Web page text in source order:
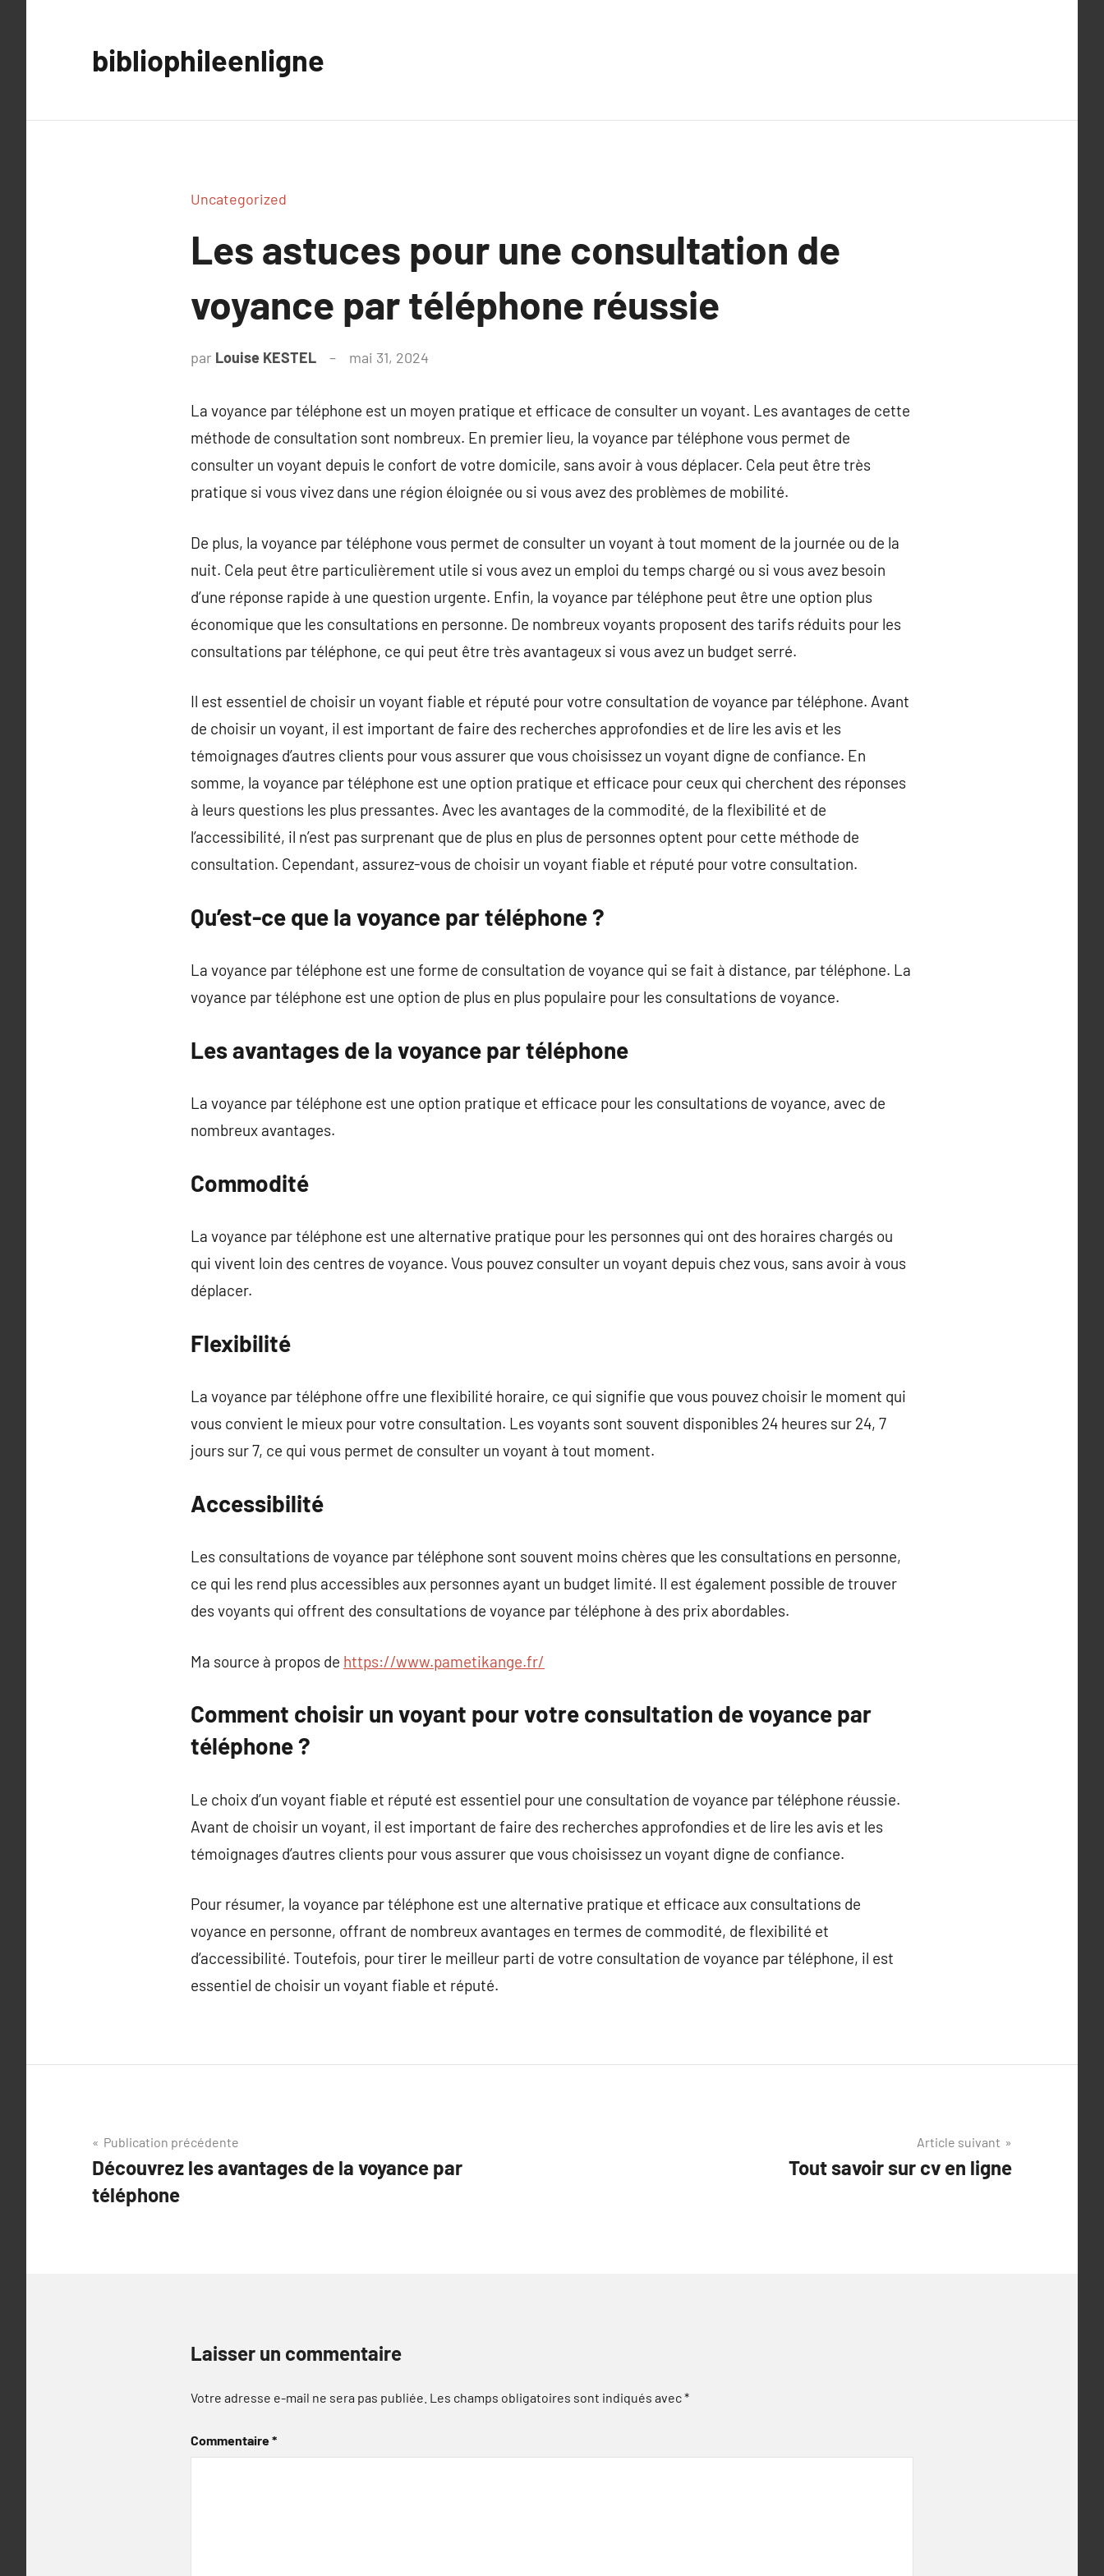
bibliophileenligne
Uncategorized
Les astuces pour une consultation de
voyance par téléphone réussie
par Louise KESTEL mai 31, 2024
La voyance par téléphone est un moyen pratique et efficace de consulter un voyant. Les avantages de cette
méthode de consultation sont nombreux. En premier lieu, la voyance par téléphone vous permet de
consulter un voyant depuis le confort de votre domicile, sans avoir à vous déplacer. Cela peut être très
pratique si vous vivez dans une région éloignée ou si vous avez des problèmes de mobilité.
De plus, la voyance par téléphone vous permet de consulter un voyant à tout moment de la journée ou de la
nuit. Cela peut être particulièrement utile si vous avez un emploi du temps chargé ou si vous avez besoin
d’une réponse rapide à une question urgente. Enfin, la voyance par téléphone peut être une option plus
économique que les consultations en personne. De nombreux voyants proposent des tarifs réduits pour les
consultations par téléphone, ce qui peut être très avantageux si vous avez un budget serré.
Il est essentiel de choisir un voyant fiable et réputé pour votre consultation de voyance par téléphone. Avant
de choisir un voyant, il est important de faire des recherches approfondies et de lire les avis et les
témoignages d’autres clients pour vous assurer que vous choisissez un voyant digne de confiance. En
somme, la voyance par téléphone est une option pratique et efficace pour ceux qui cherchent des réponses
à leurs questions les plus pressantes. Avec les avantages de la commodité, de la flexibilité et de
l’accessibilité, il n’est pas surprenant que de plus en plus de personnes optent pour cette méthode de
consultation. Cependant, assurez-vous de choisir un voyant fiable et réputé pour votre consultation.
Qu’est-ce que la voyance par téléphone ?
La voyance par téléphone est une forme de consultation de voyance qui se fait à distance, par téléphone. La
voyance par téléphone est une option de plus en plus populaire pour les consultations de voyance.
Les avantages de la voyance par téléphone
La voyance par téléphone est une option pratique et efficace pour les consultations de voyance, avec de
nombreux avantages.
Commodité
La voyance par téléphone est une alternative pratique pour les personnes qui ont des horaires chargés ou
qui vivent loin des centres de voyance. Vous pouvez consulter un voyant depuis chez vous, sans avoir à vous
déplacer.
Flexibilité
La voyance par téléphone offre une flexibilité horaire, ce qui signifie que vous pouvez choisir le moment qui
vous convient le mieux pour votre consultation. Les voyants sont souvent disponibles 24 heures sur 24, 7
jours sur 7, ce qui vous permet de consulter un voyant à tout moment.
Accessibilité
Les consultations de voyance par téléphone sont souvent moins chères que les consultations en personne,
ce qui les rend plus accessibles aux personnes ayant un budget limité. Il est également possible de trouver
des voyants qui offrent des consultations de voyance par téléphone à des prix abordables.
Ma source à propos de https://www.pametikange.fr/
Comment choisir un voyant pour votre consultation de voyance par
téléphone ?
Le choix d’un voyant fiable et réputé est essentiel pour une consultation de voyance par téléphone réussie.
Avant de choisir un voyant, il est important de faire des recherches approfondies et de lire les avis et les
témoignages d’autres clients pour vous assurer que vous choisissez un voyant digne de confiance.
Pour résumer, la voyance par téléphone est une alternative pratique et efficace aux consultations de
voyance en personne, offrant de nombreux avantages en termes de commodité, de flexibilité et
d’accessibilité. Toutefois, pour tirer le meilleur parti de votre consultation de voyance par téléphone, il est
essentiel de choisir un voyant fiable et réputé.
Navigation
de
l’article
Publication précédente
Découvrez les avantages de la voyance par
téléphone
Article suivant
Tout savoir sur cv en ligne
Laisser un commentaire
Votre adresse e-mail ne sera pas publiée. Les champs obligatoires sont indiqués avec*
Commentaire*